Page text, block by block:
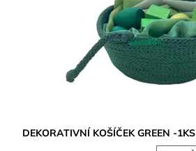
DEKORATIVNÍ KOŠÍČEK GREEN -1KS